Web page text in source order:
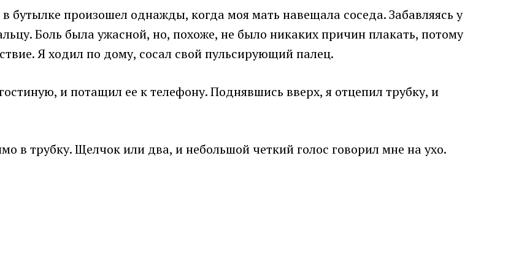
произошел однажды, когда моя мать навещала соседа. Забавляясь у
Боль была ужасной, но, похоже, не было никаких причин плакать, потому
Я ходил по дому, сосал свой пульсирующий палец.
и потащил ее к телефону. Поднявшись вверх, я отцепил трубку, и
в трубку. Щелчок или два, и небольшой четкий голос говорил мне на ухо.